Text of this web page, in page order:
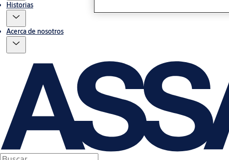
Historias
Acerca de nosotros